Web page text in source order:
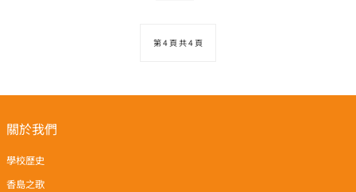
第 4 頁 共 4 頁
關於我們
學校歷史
香島之歌